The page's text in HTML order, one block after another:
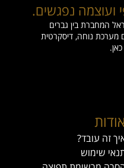
זה עובד?
שימוש
ועוצמה נפגשים.
המחברת בין גברים
מערכת נוחה, דיסקרטית